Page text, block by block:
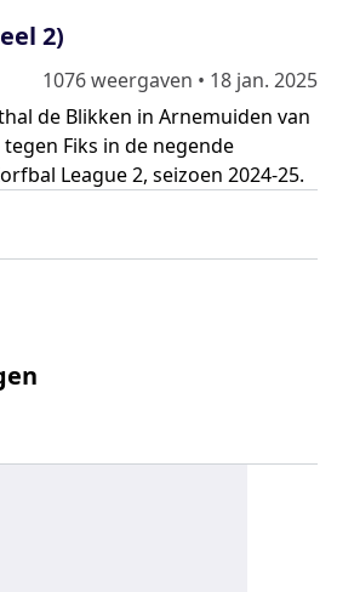
2)
1076 weergaven • 18 jan. 2025
de Blikken in Arnemuiden van
Fiks in de negende
League 2, seizoen 2024-25.